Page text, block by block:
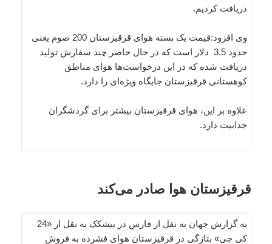
دریافت کردیم.
وی افزود:قیمت یک بسته هوای قرقیزستان 200 صوم یعنی
حدود 3.5 دلار است که در حال حاضر چند سفارش تولید
دریافت شده که در این درخواست‌ها هوای مناطق
کوهستانی قرقیزستان جایگاه ویژه‌ای را دارد.
علاوه بر این، هوای قرقیزستان بیشتر برای گردشگران
جذابیت دارد.
قرقیزستان هوا صادر می‌کند
به گزارش جهان به نقل از فارس در بیشکک به نقل از «24
کی جی» بتازگی در قرقیزستان هوای فشرده به فروش